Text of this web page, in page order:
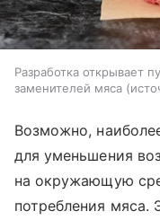
Разработка открывает
заменителей мяса
Возможно,
для уменьшения
на окружающую
потребления мяса.